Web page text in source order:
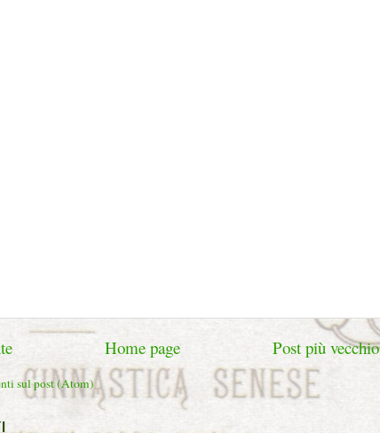
Post più vecchio
Home page
sul post (Atom)